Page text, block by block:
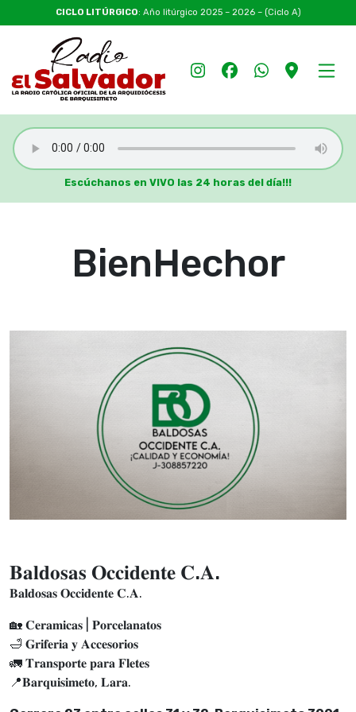
CICLO LITÚRGICO: Año litúrgico 2025 – 2026 – (Ciclo A)
Escúchanos en VIVO las 24 horas del día!!!
BienHechor
𝐁𝐚𝐥𝐝𝐨𝐬𝐚𝐬 𝐎𝐜𝐜𝐢𝐝𝐞𝐧𝐭𝐞 𝐂.𝐀.
𝐁𝐚𝐥𝐝𝐨𝐬𝐚𝐬 𝐎𝐜𝐜𝐢𝐝𝐞𝐧𝐭𝐞 𝐂.𝐀.
🏡 𝐂𝐞𝐫𝐚𝐦𝐢𝐜𝐚𝐬 | 𝐏𝐨𝐫𝐜𝐞𝐥𝐚𝐧𝐚𝐭𝐨𝐬
🛁 𝐆𝐫𝐢𝐟𝐞𝐫𝐢𝐚 𝐲 𝐀𝐜𝐜𝐞𝐬𝐨𝐫𝐢𝐨𝐬
🚛 𝐓𝐫𝐚𝐧𝐬𝐩𝐨𝐫𝐭𝐞 𝐩𝐚𝐫𝐚 𝐅𝐥𝐞𝐭𝐞𝐬
📍𝐁𝐚𝐫𝐪𝐮𝐢𝐬𝐢𝐦𝐞𝐭𝐨, 𝐋𝐚𝐫𝐚.